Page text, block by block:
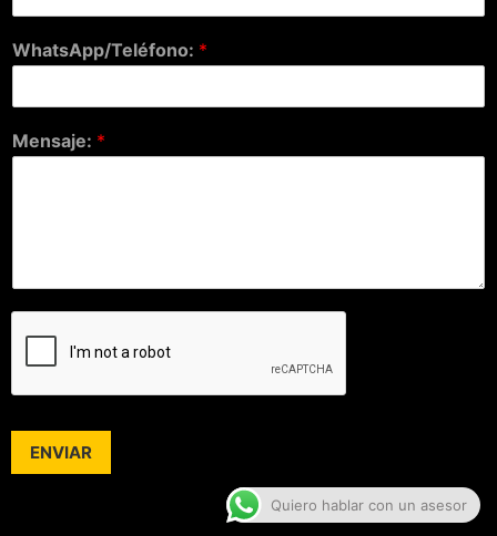
WhatsApp/Teléfono: *
Mensaje: *
ENVIAR
Quiero hablar con un asesor